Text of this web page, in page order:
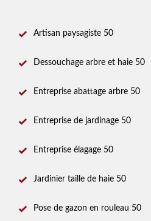
Artisan paysagiste 50
Dessouchage arbre et haie 50
Entreprise abattage arbre 50
Entreprise de jardinage 50
Entreprise élagage 50
Jardinier taille de haie 50
Pose de gazon en rouleau 50